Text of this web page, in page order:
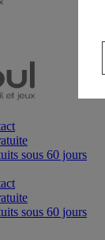
sous 60 jours
sous 60 jours